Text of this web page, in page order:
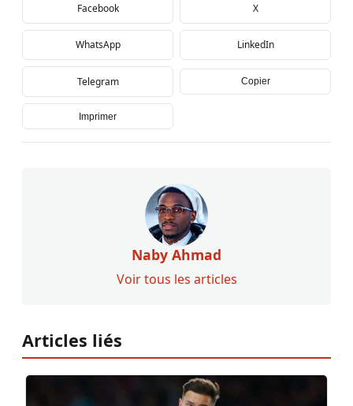
Facebook X
WhatsApp LinkedIn
Telegram Copier
Imprimer
Naby Ahmad
Voir tous les articles
Articles liés